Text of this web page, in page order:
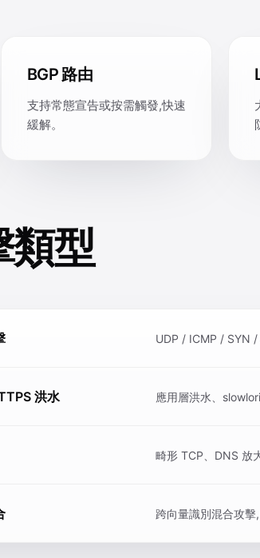
BGP 路由
支持常態宣告或按需觸發,快速
緩解。
類型
UDP / ICMP / SYN /
洪水 應用層洪水、
畸形 TCP、DNS 放
跨向量識別混合攻擊,